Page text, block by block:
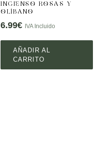
INCIENSO ROSAS Y
OLÍBANO
6.99€ IVA Incluido
AÑADIR AL
CARRITO